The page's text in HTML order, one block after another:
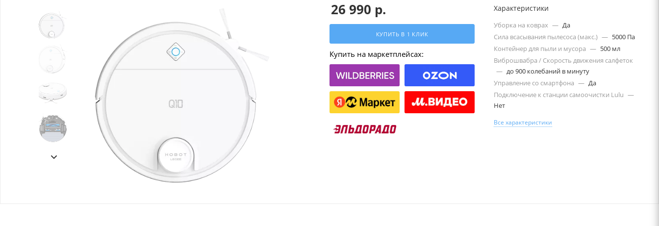
26 990 р.
КУПИТЬ В 1 КЛИК
Купить на маркетплейсах:
Характеристики
Уборка на коврах — Да
Сила всасывания пылесоса (макс.) — 5000 Па
Контейнер для пыли и мусора — 500 мл
Виброшвабра / Скорость движения салфеток
— до 900 колебаний в минуту
Управление со смартфона — Да
Подключение к станции самоочистки Lulu —
Нет
Все характеристики